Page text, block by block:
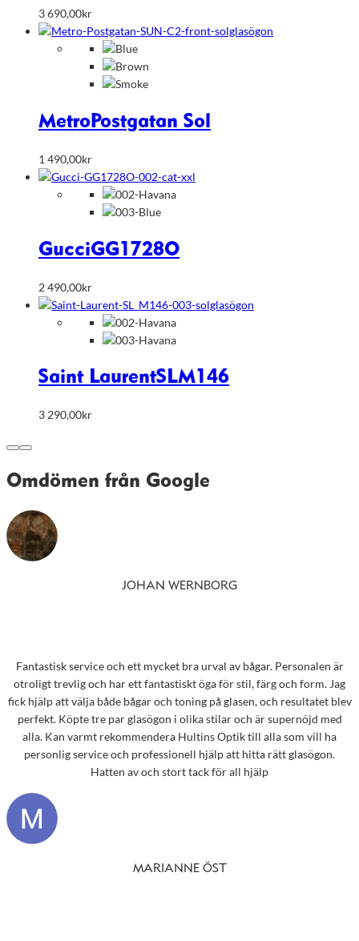
3 690,00kr
Metro Postgatan Sol
1 490,00kr
GucciGG1728O
2 490,00kr
Saint LaurentSLM146
3 290,00kr
Omdömen från Google
JOHAN WERNBORG
Fantastisk service och ett mycket bra urval av bågar. Personalen är
otroligt trevlig och har ett fantastiskt öga för stil, färg och form. Jag
fick hjälp att välja både bågar och toning på glasen, och resultatet blev
perfekt. Köpte tre par glasögon i olika stilar och är supernöjd med
alla. Kan varmt rekommendera Hultins Optik till alla som vill ha
personlig service och professionell hjälp att hitta rätt glasögon.
Hatten av och stort tack för all hjälp
MARIANNE ÖST